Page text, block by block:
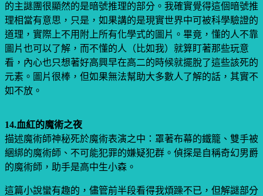
的主謎團很顯然的是暗號推理的部分。我確實覺得這個暗號推
理相當有意思，只是，如果講的是現實世界中可被科學驗證的
道理，實際上不用附上所有化學式的圖片。畢竟，懂的人不靠
圖片也可以了解，而不懂的人（比如我）就算盯著那些玩意
看，內心也只想著好高興早在高二的時候就擺脫了這些該死的
元素。圖片很棒，但如果無法幫助大多數人了解的話，其實不
如不放。
14.血紅的魔術之夜
描述魔術師神秘死於魔術表演之中：罩著布幕的鐵籠、雙手被
綑綁的魔術師、不可能犯罪的嫌疑犯群。偵探是自稱奇幻男爵
的魔術師，助手是高中生小森。
這篇小說蠻有趣的，儘管前半段看得我煩躁不已，但解謎部分